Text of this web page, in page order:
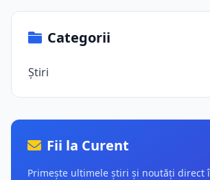
Categorii
Știri
Fii la Curent
Primește ultimele știri și noutăți direct